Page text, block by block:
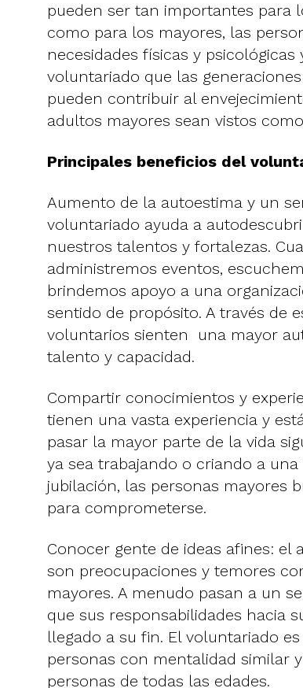
pueden ser tan importantes para
como para los mayores, las
necesidades físicas y
voluntariado que las
pueden contribuir al
adultos mayores sean vistos
Principales beneficios del
Aumento de la autoestima y un
voluntariado ayuda a
nuestros talentos y fortalezas.
administremos eventos,
brindemos apoyo a una
sentido de propósito. A través de
voluntarios sienten una mayor
talento y capacidad.
Compartir conocimientos y
tienen una vasta experiencia y
pasar la mayor parte de la vida
ya sea trabajando o criando a
jubilación, las personas mayores
para comprometerse.
Conocer gente de ideas afines: el
son preocupaciones y temores
mayores. A menudo pasan a un
que sus responsabilidades hacia
llegado a su fin. El voluntariado
personas con mentalidad similar
personas de todas las edades.